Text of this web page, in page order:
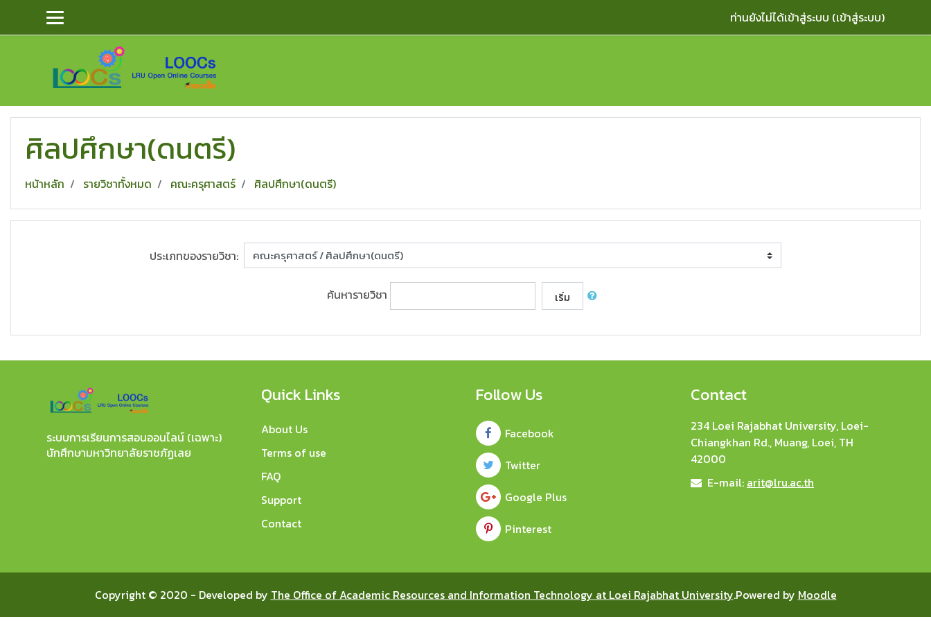
ข้ามไปยังเนื้อหาหลัก
ท่านยังไม่ได้เข้าสู่ระบบ (เข้าสู่ระบบ)
ศิลปศึกษา(ดนตรี)
หน้าหลัก รายวิชาทั้งหมด คณะครุศาสตร์ ศิลปศึกษา(ดนตรี)
ประเภทของรายวิชา:
ค้นหารายวิชา เริ่ม
ระบบการเรียนการสอนออนไลน์ (เฉพาะ)
นักศึกษามหาวิทยาลัยราชภัฏเลย
Quick Links
About Us
Terms of use
FAQ
Support
Contact
Follow Us
Facebook
Twitter
Google Plus
Pinterest
Contact
234 Loei Rajabhat University, Loei-
Chiangkhan Rd., Muang, Loei, TH
42000
E-mail: arit@lru.ac.th
Copyright © 2020 - Developed by The Office of Academic Resources and Information Technology at Loei Rajabhat University.Powered by Moodle